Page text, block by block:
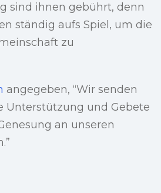
sind ihnen gebührt, denn
ständig aufs Spiel, um die
zu
angegeben, “Wir senden
Unterstützung und Gebete
an unseren